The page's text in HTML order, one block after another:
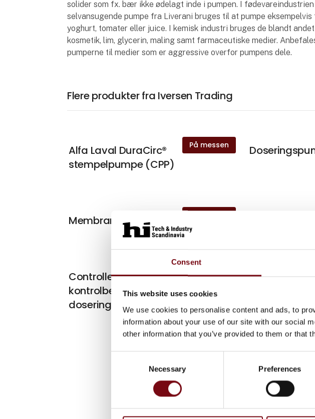
Consent
This website uses cookies
We use cookies to personalise content and ads, to
information about your use of our site with our social
other information that you’ve provided to them or that
Necessary Preferences
solider som fx. bær ikke ødelagt inde i pumpen. I fødevareindustrien
selvansugende pumpe fra Liverani bruges til at pumpe eksempelvis
yoghurt, tomater eller juice. I kemisk industri bruges de blandt
kosmetik, lim, glycerin, maling samt farmaceutiske medier.
pumperne til medier som er aggressive overfor pumpens dele.
Flere produkter fra Iversen Trading
På messen
Alfa Laval DuraCirc®
stempelpumpe (CPP)
Membranpumper fra ARO
Controllere til måle- og
kontrolbehov i kemiske
doseringsprocesser.
Legionella